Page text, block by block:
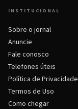
INSTITUCIONAL
Sobre o jornal
Anuncie
Fale conosco
Telefones úteis
Política de Privacidade
Termos de Uso
Como chegar